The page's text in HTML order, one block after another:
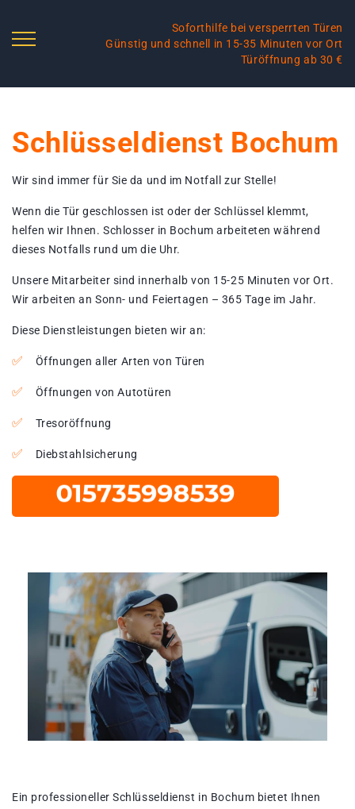
Soforthilfe bei versperrten Türen
Günstig und schnell in 15-35 Minuten vor Ort
Türöffnung ab 30 €
Schlüsseldienst Bochum
Wir sind immer für Sie da und im Notfall zur Stelle!
Wenn die Tür geschlossen ist oder der Schlüssel klemmt,
helfen wir Ihnen. Schlosser in Bochum arbeiteten während
dieses Notfalls rund um die Uhr.
Unsere Mitarbeiter sind innerhalb von 15-25 Minuten vor Ort.
Wir arbeiten an Sonn- und Feiertagen – 365 Tage im Jahr.
Diese Dienstleistungen bieten wir an:
Öffnungen aller Arten von Türen
Öffnungen von Autotüren
Tresoröffnung
Diebstahlsicherung
Ein professioneller Schlüsseldienst in Bochum bietet Ihnen